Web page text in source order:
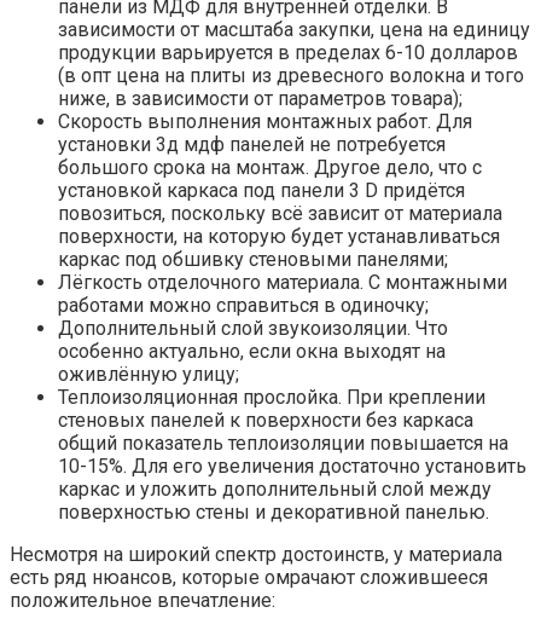
панели из МДФ для внутренней отделки. В
зависимости от масштаба закупки, цена на единицу
продукции варьируется в пределах 6-10 долларов
(в опт цена на плиты из древесного волокна и того
ниже, в зависимости от параметров товара);
Скорость выполнения монтажных работ. Для
установки 3д мдф панелей не потребуется
большого срока на монтаж. Другое дело, что с
установкой каркаса под панели 3 D придётся
повозиться, поскольку всё зависит от материала
поверхности, на которую будет устанавливаться
каркас под обшивку стеновыми панелями;
Лёгкость отделочного материала. С монтажными
работами можно справиться в одиночку;
Дополнительный слой звукоизоляции. Что
особенно актуально, если окна выходят на
оживлённую улицу;
Теплоизоляционная прослойка. При креплении
стеновых панелей к поверхности без каркаса
общий показатель теплоизоляции повышается на
10-15%. Для его увеличения достаточно установить
каркас и уложить дополнительный слой между
поверхностью стены и декоративной панелью.
Несмотря на широкий спектр достоинств, у материала
есть ряд нюансов, которые омрачают сложившееся
положительное впечатление: